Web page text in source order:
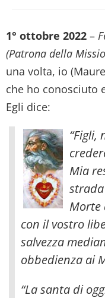
1° ottobre 2022 –
(Patrona della
una volta, io
che ho conosciuto
Egli dice:
“Figli,
Mia
Morte
con il vostro
salvezza
obbedienza ai
“La santa di